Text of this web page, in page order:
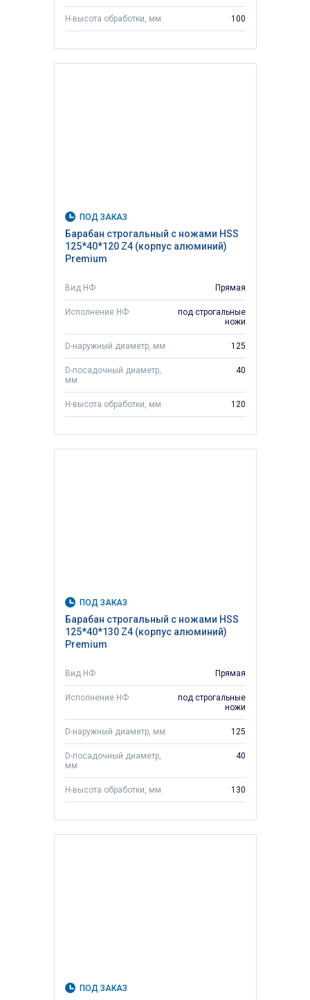
H-высота обработки, мм 100
ПОД ЗАКАЗ
Барабан строгальный с ножами HSS
125*40*120 Z4 (корпус алюминий)
Premium
Вид НФ Прямая
Исполнение НФ
под строгальные
ножи
D-наружный диаметр, мм 125
D-посадочный диаметр,
мм
40
H-высота обработки, мм 120
ПОД ЗАКАЗ
Барабан строгальный с ножами HSS
125*40*130 Z4 (корпус алюминий)
Premium
Вид НФ Прямая
Исполнение НФ
под строгальные
ножи
D-наружный диаметр, мм 125
D-посадочный диаметр,
мм
40
H-высота обработки, мм 130
ПОД ЗАКАЗ